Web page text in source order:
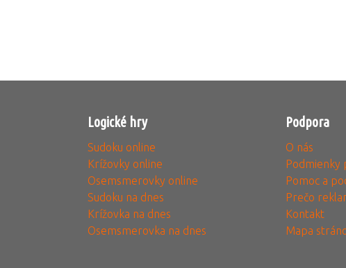
Logické hry
Sudoku online
Krížovky online
Osemsmerovky online
Sudoku na dnes
Krížovka na dnes
Osemsmerovka na dnes
Podpora
O nás
Podmienky
Pomoc a
Prečo
Kontakt
Mapa